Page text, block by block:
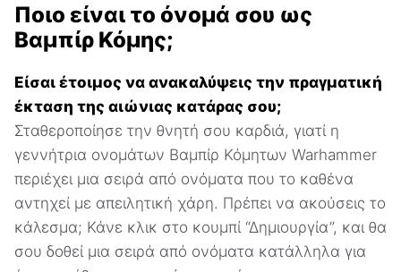
Ποιο είναι το όνομά σου ως
Βαμπίρ Κόμης;
Είσαι έτοιμος να ανακαλύψεις την πραγματική
έκταση της αιώνιας κατάρας σου;
Σταθεροποίησε την θνητή σου καρδιά, γιατί η
γεννήτρια ονομάτων Βαμπίρ Κόμητων Warhammer
περιέχει μια σειρά από ονόματα που το καθένα
αντηχεί με απειλητική χάρη. Πρέπει να ακούσεις το
κάλεσμα; Κάνε κλικ στο κουμπί “Δημιουργία”, και θα
σου δοθεί μια σειρά από ονόματα κατάλληλα για